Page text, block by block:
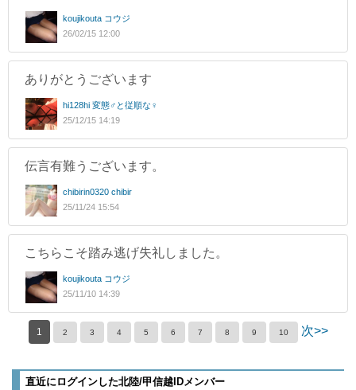
koujikouta コウジ
26/02/15 12:00
ありがとうございます
hi128hi 変態♂と従順な♀
25/12/15 14:19
伝言有難うございます。
chibirin0320 chibir
25/11/24 15:54
こちらこそ踏み逃げ失礼しました。
koujikouta コウジ
25/11/10 14:39
1 2 3 4 5 6 7 8 9 10 次>>
直近にログインした北陸/甲信越IDメンバー